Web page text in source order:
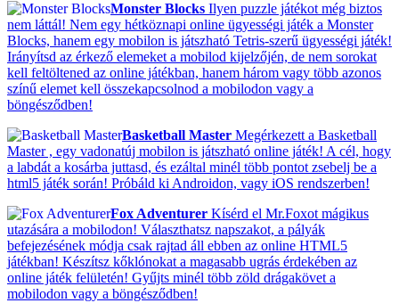
Monster Blocks Ilyen puzzle játékot még biztos
nem láttál! Nem egy hétköznapi online ügyességi játék a Monster
Blocks, hanem egy mobilon is játszható Tetris-szerű ügyességi játék!
Irányítsd az érkező elemeket a mobilod kijelzőjén, de nem sorokat
kell feltöltened az online játékban, hanem három vagy több azonos
színű elemet kell összekapcsolnod a mobilodon vagy a
böngésződben!
Basketball Master Megérkezett a Basketball
Master , egy vadonatúj mobilon is játszható online játék! A cél, hogy
a labdát a kosárba juttasd, és ezáltal minél több pontot zsebelj be a
html5 játék során! Próbáld ki Androidon, vagy iOS rendszerben!
Fox Adventurer Kísérd el Mr.Foxot mágikus
utazására a mobilodon! Választhatsz napszakot, a pályák
befejezésének módja csak rajtad áll ebben az online HTML5
játékban! Készítsz kőklónokat a magasabb ugrás érdekében az
online játék felületén! Gyűjts minél több zöld drágakövet a
mobilodon vagy a böngésződben!